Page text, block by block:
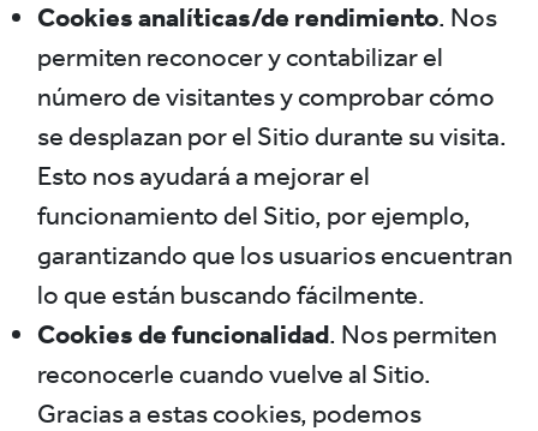
Cookies analíticas/de rendimiento. Nos
permiten reconocer y contabilizar el
número de visitantes y comprobar cómo
se desplazan por el Sitio durante su visita.
Esto nos ayudará a mejorar el
funcionamiento del Sitio, por ejemplo,
garantizando que los usuarios encuentran
lo que están buscando fácilmente.
Cookies de funcionalidad. Nos permiten
reconocerle cuando vuelve al Sitio.
Gracias a estas cookies, podemos